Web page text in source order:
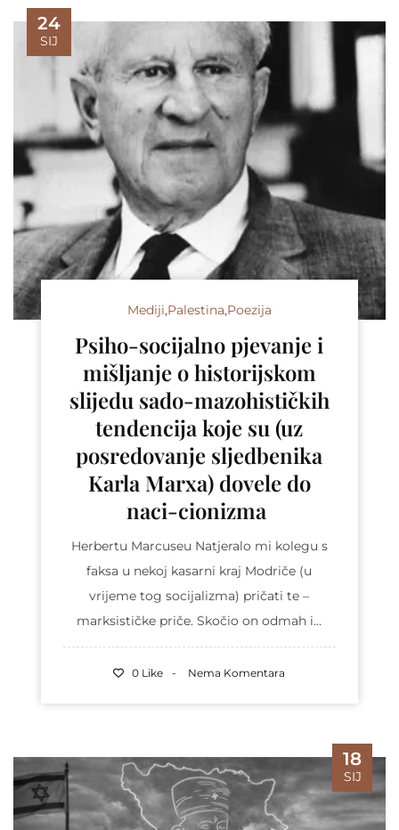
24
SIJ
Mediji,Palestina,Poezija
Psiho-socijalno pjevanje i
mišljanje o historijskom
slijedu sado-mazohističkih
tendencija koje su (uz
posredovanje sljedbenika
Karla Marxa) dovele do
naci-cionizma
Herbertu Marcuseu Natjeralo mi kolegu s
faksa u nekoj kasarni kraj Modriče (u
vrijeme tog socijalizma) pričati te –
marksističke priče. Skočio on odmah i...
0 Like Nema Komentara
18
SIJ